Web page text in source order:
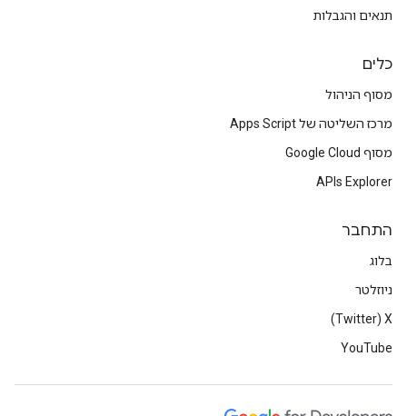
תנאים והגבלות
כלים
מסוף הניהול
מרכז השליטה של Apps Script
מסוף Google Cloud
APIs Explorer
התחבר
בלוג
ניוזלטר
X‏ (Twitter)
YouTube